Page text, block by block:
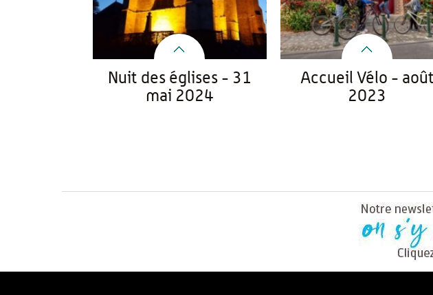
Nuit des églises - 31
mai 2024
Accueil Vélo - août
2023